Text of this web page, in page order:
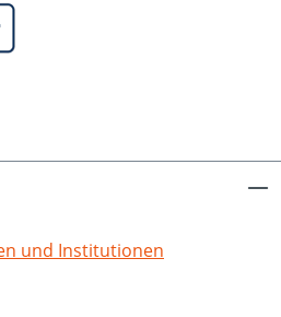
Dörfer und Städte.
wie das
Odenwälders Rainer
das intensive Gefühl
und Institutionen